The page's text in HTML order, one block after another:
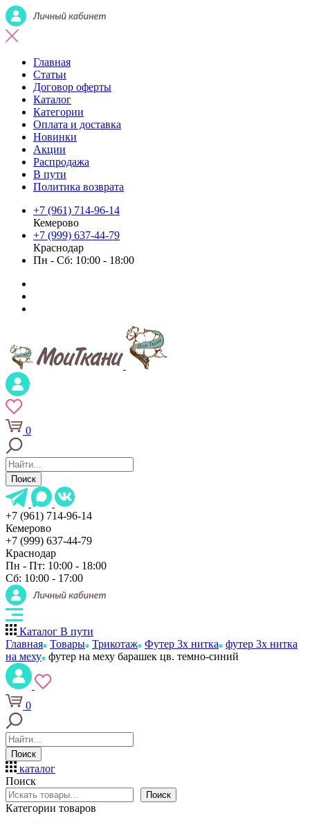
Главная
Статьи
Договор оферты
Каталог
Категории
Оплата и доставка
Новинки
Акции
Распродажа
В пути
Политика возврата
+7 (961) 714-96-14
Кемерово
+7 (999) 637-44-79
Краснодар
Пн - Сб: 10:00 - 18:00
0
Поиск
+7 (961) 714-96-14
Кемерово
+7 (999) 637-44-79
Краснодар
Пн - Пт: 10:00 - 18:00
Сб: 10:00 - 17:00
Каталог В пути
Главная Товары Трикотаж Футер 3х нитка
футер 3х нитка
на меху футер на меху барашек цв. темно-синий
0
Поиск
каталог
Поиск
Поиск
Категории товаров